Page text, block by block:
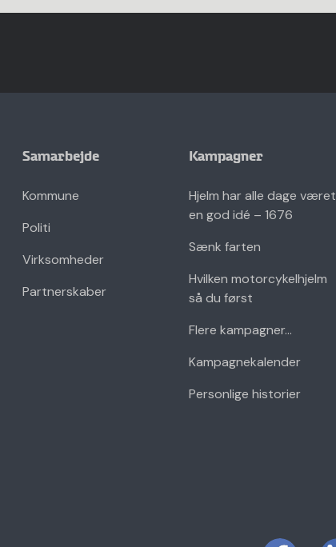
Samarbejde
Kommune
Politi
Virksomheder
Partnerskaber
Kampagner
Hjelm har alle dage været
en god idé – 1676
Sænk farten
Hvilken motorcykelhjelm
så du først
Flere kampagner...
Kampagnekalender
Personlige historier